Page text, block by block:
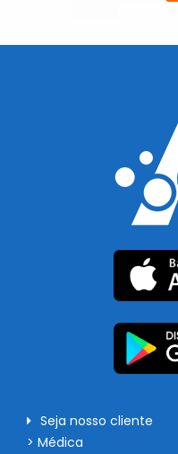
Seja nosso cliente
> Médica